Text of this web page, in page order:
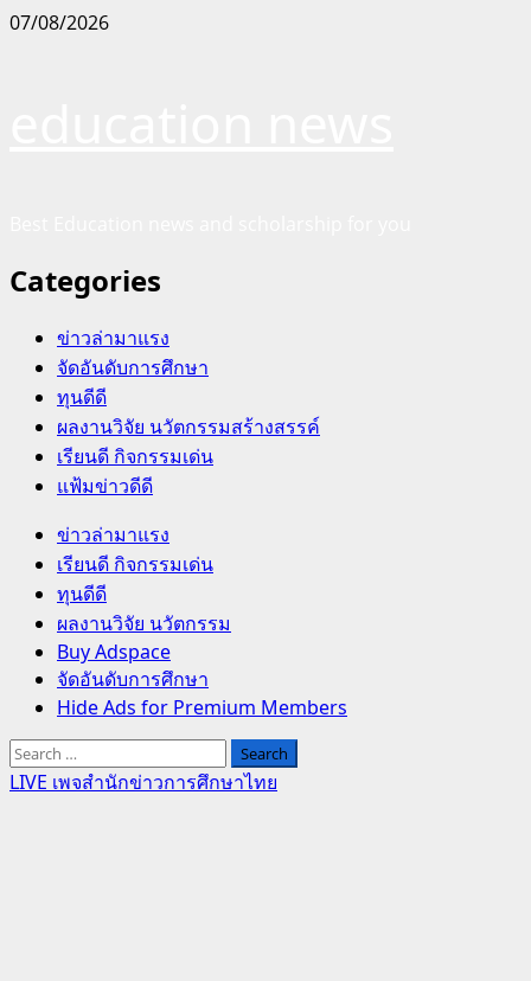
Skip
07/08/2026
Categories
ข่าวล่ามาแรง
จัดอันดับการศึกษา
ทุนดีดี
ผลงานวิจัย นวัตกรรมสร้างสรรค์
เรียนดี กิจกรรมเด่น
แฟ้มข่าวดีดี
Primary
Menu
ข่าวล่ามาแรง
เรียนดี กิจกรรมเด่น
ทุนดีดี
ผลงานวิจัย นวัตกรรม
Buy Adspace
จัดอันดับการศึกษา
Hide Ads for Premium Members
Search
for:
LIVE เพจสำนักข่าวการศึกษาไทย